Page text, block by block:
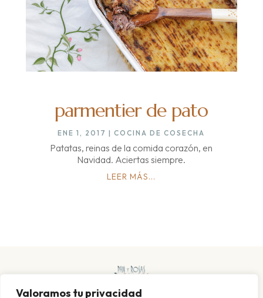
Valoramos tu privacidad
parmentier de pato
ENE 1, 2017 |COCINA DE COSECHA
Patatas, reinas de la comida corazón, en
Navidad. Aciertas siempre.
LEER MÁS...